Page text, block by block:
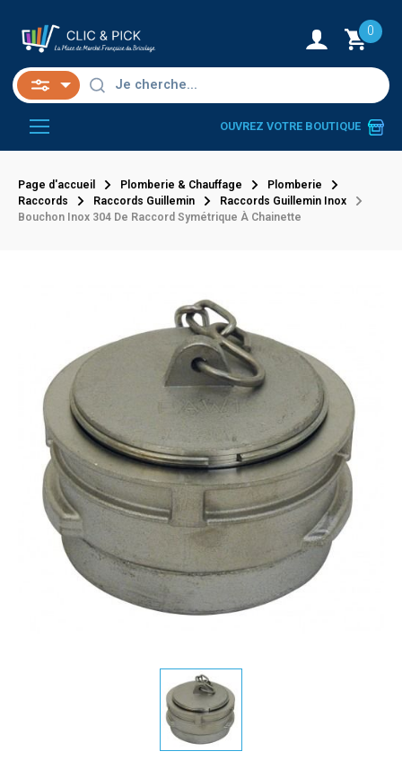
0
OUVREZ VOTRE BOUTIQUE
Page d'accueil Plomberie & Chauffage
Plomberie
Raccords
Raccords Guillemin
Raccords Guillemin Inox
Bouchon Inox 304 De Raccord Symétrique À Chainette